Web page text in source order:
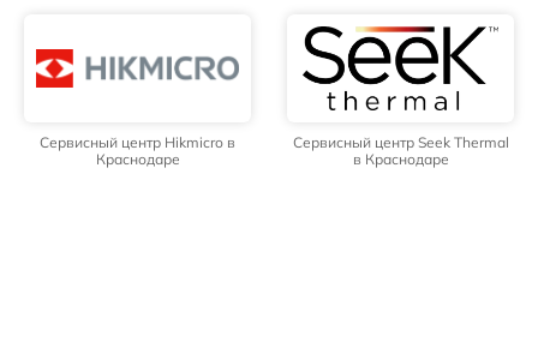
Сервисный центр Hikmicro в
Краснодаре
Сервисный центр Seek Thermal
в Краснодаре